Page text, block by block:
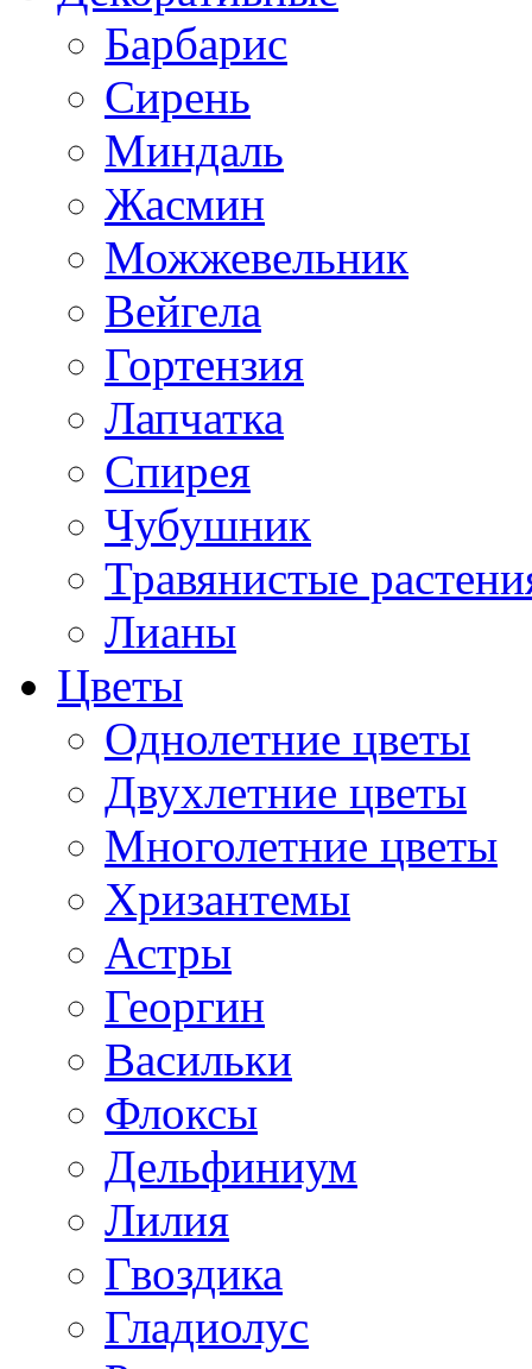
Барбарис
Сирень
Миндаль
Жасмин
Можжевельник
Вейгела
Гортензия
Лапчатка
Спирея
Чубушник
Травянистые
Лианы
Цветы
Однолетние цветы
Двухлетние цветы
Многолетние цветы
Хризантемы
Астры
Георгин
Васильки
Флоксы
Дельфиниум
Лилия
Гвоздика
Гладиолус